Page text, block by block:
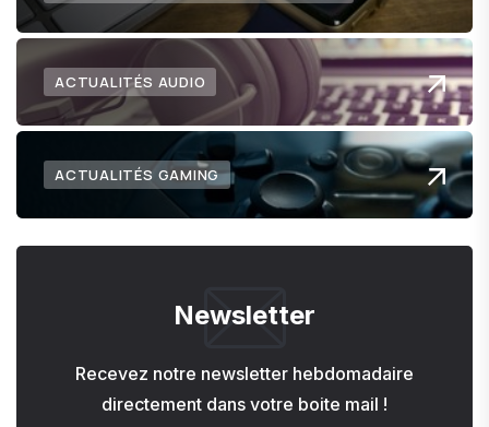
ACTUALITÉS AUDIO
ACTUALITÉS GAMING
Newsletter
Recevez notre newsletter hebdomadaire
directement dans votre boite mail !